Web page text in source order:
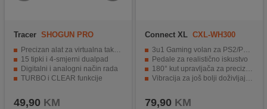
Tracer SHOGUN PRO
Precizan alat za virtualna takmičenja
15 tipki i 4-smjerni dualpad
Digitalni i analogni način rada
TURBO i CLEAR funkcije
49,90 KM
Connect XL CXL-WH300
3u1 Gaming volan za PS2/PS3/PC
Pedale za realistično iskustvo
180° kut upravljača za precizno upravljanje
Vibracija za još bolji doživljaj igre
79,90 KM